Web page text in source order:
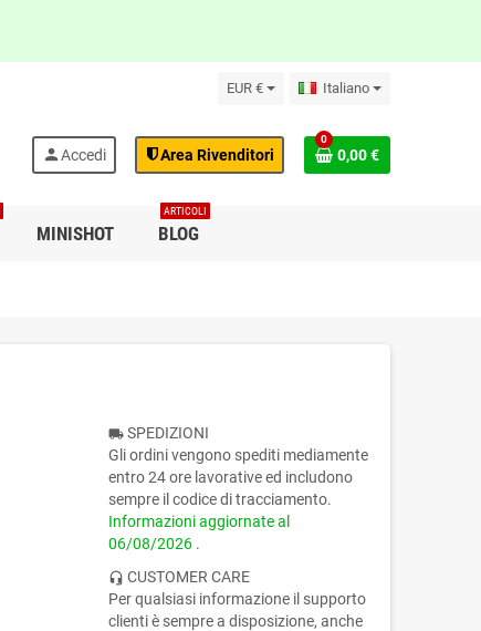
EUR € Italiano
personAccedi Area Rivenditori
0
0,00 €
MINISHOT BLOG
ARTICOLI
local_shippingSPEDIZIONI
Gli ordini vengono spediti mediamente
entro 24 ore lavorative ed includono
sempre il codice di tracciamento.
Informazioni aggiornate al
06/08/2026 .
headset_mic CUSTOMER CARE
Per qualsiasi informazione il supporto
clienti è sempre a disposizione, anche